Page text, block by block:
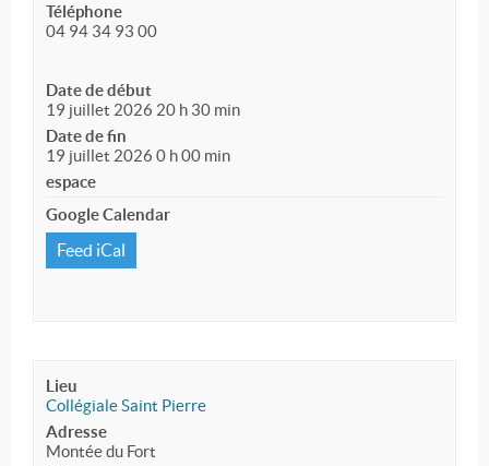
Téléphone
04 94 34 93 00
Date de début
19 juillet 2026 20 h 30 min
Date de fin
19 juillet 2026 0 h 00 min
espace
Google Calendar
Feed iCal
Lieu
Collégiale Saint Pierre
Adresse
Montée du Fort